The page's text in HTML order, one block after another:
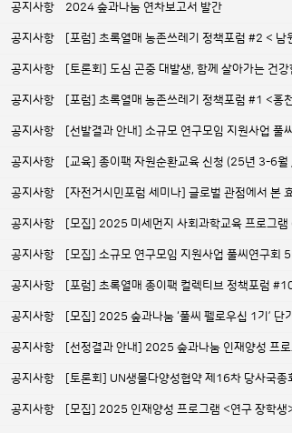
공지사항 2024 숲과나눔 연차보고서 발간
공지사항 [포럼] 초록열매 농촌쓰레기 정책포럼 #2 <
공지사항 [토론회] 도심 곤충 대발생, 함께 살아가는 건
공지사항 [포럼] 초록열매 농촌쓰레기 정책포럼 #1 <홍
공지사항 [선발결과 안내] 소규모 연구모임 지원사업 풀
공지사항 [교육] 종이팩 자원순환교육 신청 (25년 3-6월
공지사항 [자전거시민포럼 세미나] 글로벌 관점에서 본
공지사항 [모집] 2025 미세먼지 사회과학교육 프로그
공지사항 [모집] 소규모 연구모임 지원사업 풀씨연구
공지사항 [포럼] 초록열매 종이팩 컬렉티브 정책포럼
공지사항 [모집] 2025 숲과나눔 ‘풀씨 펠로우십 1기’
공지사항 [선정결과 안내] 2025 숲과나눔 인재양성 프
공지사항 [토론회] UN생물다양성협약 제16차 당사국총
공지사항 [모집] 2025 인재양성 프로그램 <연구 장학